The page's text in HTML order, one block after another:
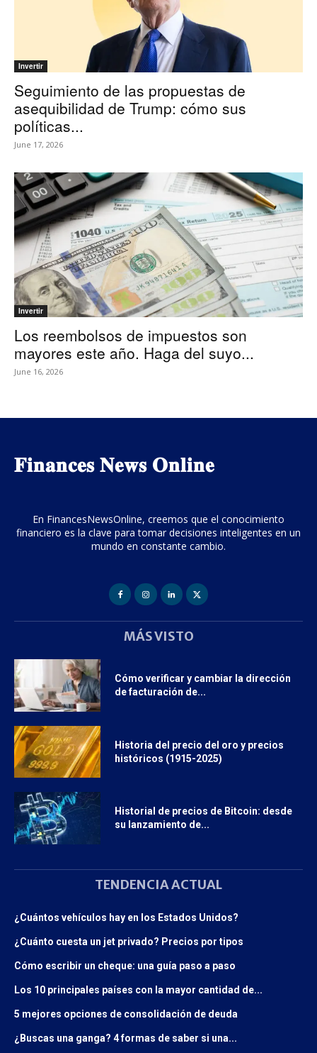
Invertir
Seguimiento de las propuestas de
asequibilidad de Trump: cómo sus
políticas...
June 17, 2026
Invertir
Los reembolsos de impuestos son
mayores este año. Haga del suyo...
June 16, 2026
𝐅𝐢𝐧𝐚𝐧𝐜𝐞𝐬 𝐍𝐞𝐰𝐬 𝐎𝐧𝐥𝐢𝐧𝐞
En FinancesNewsOnline, creemos que el conocimiento
financiero es la clave para tomar decisiones inteligentes en un
mundo en constante cambio.
MÁS VISTO
Cómo verificar y cambiar la dirección
de facturación de...
Historia del precio del oro y precios
históricos (1915-2025)
Historial de precios de Bitcoin: desde
su lanzamiento de...
TENDENCIA ACTUAL
¿Cuántos vehículos hay en los Estados Unidos?
¿Cuánto cuesta un jet privado? Precios por tipos
Cómo escribir un cheque: una guía paso a paso
Los 10 principales países con la mayor cantidad de...
5 mejores opciones de consolidación de deuda
¿Buscas una ganga? 4 formas de saber si una...